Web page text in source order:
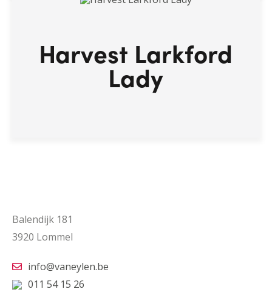
Harvest Larkford
Lady
Balendijk 181
3920 Lommel
info@vaneylen.be
011 54 15 26